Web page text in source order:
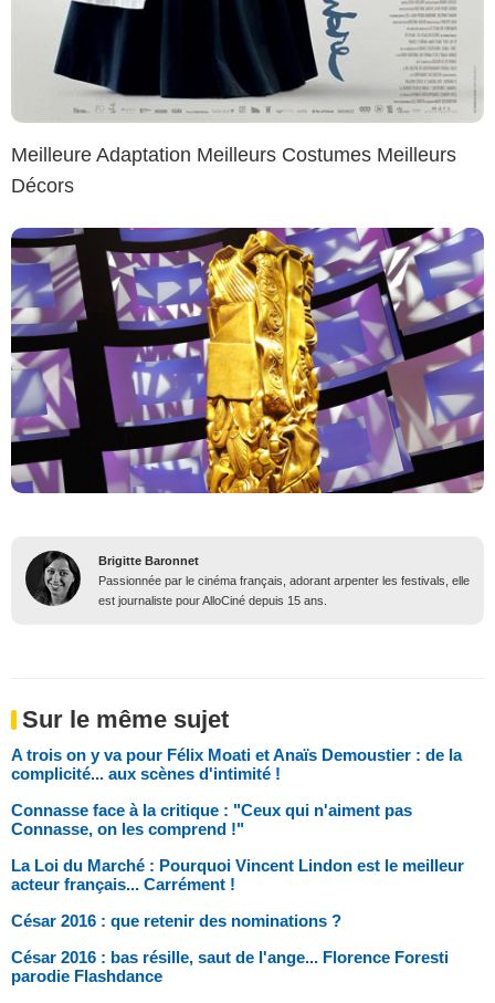
Meilleure Adaptation Meilleurs Costumes Meilleurs
Décors
Brigitte Baronnet
Passionnée par le cinéma français, adorant arpenter les festivals, elle
est journaliste pour AlloCiné depuis 15 ans.
Sur le même sujet
A trois on y va pour Félix Moati et Anaïs Demoustier : de la
complicité... aux scènes d'intimité !
Connasse face à la critique : "Ceux qui n'aiment pas
Connasse, on les comprend !"
La Loi du Marché : Pourquoi Vincent Lindon est le meilleur
acteur français... Carrément !
César 2016 : que retenir des nominations ?
César 2016 : bas résille, saut de l'ange... Florence Foresti
parodie Flashdance